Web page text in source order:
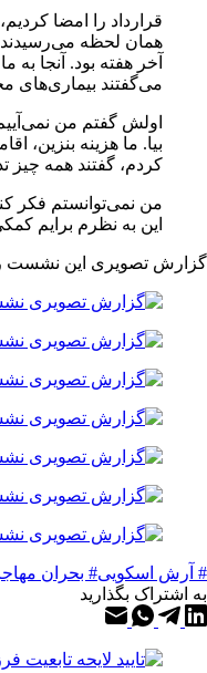
قرارداد را امضا
همان لحظه می‌رسیدند
آخر هفته بود. آنجا
می‌گفتند بیماری‌های
کردم، گفتند همه چیز
من نمی‌توانستم فکر
این به نظرم برایم
گزارش تصویری این نشست
# آرش اسکویی# بحران
به اشتراک بگذارید